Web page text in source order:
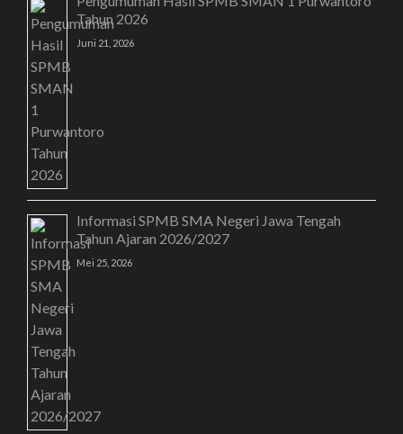
Tahun 2026
Juni 21, 2026
Informasi SPMB SMA Negeri Jawa Tengah
Tahun Ajaran 2026/2027
Mei 25, 2026